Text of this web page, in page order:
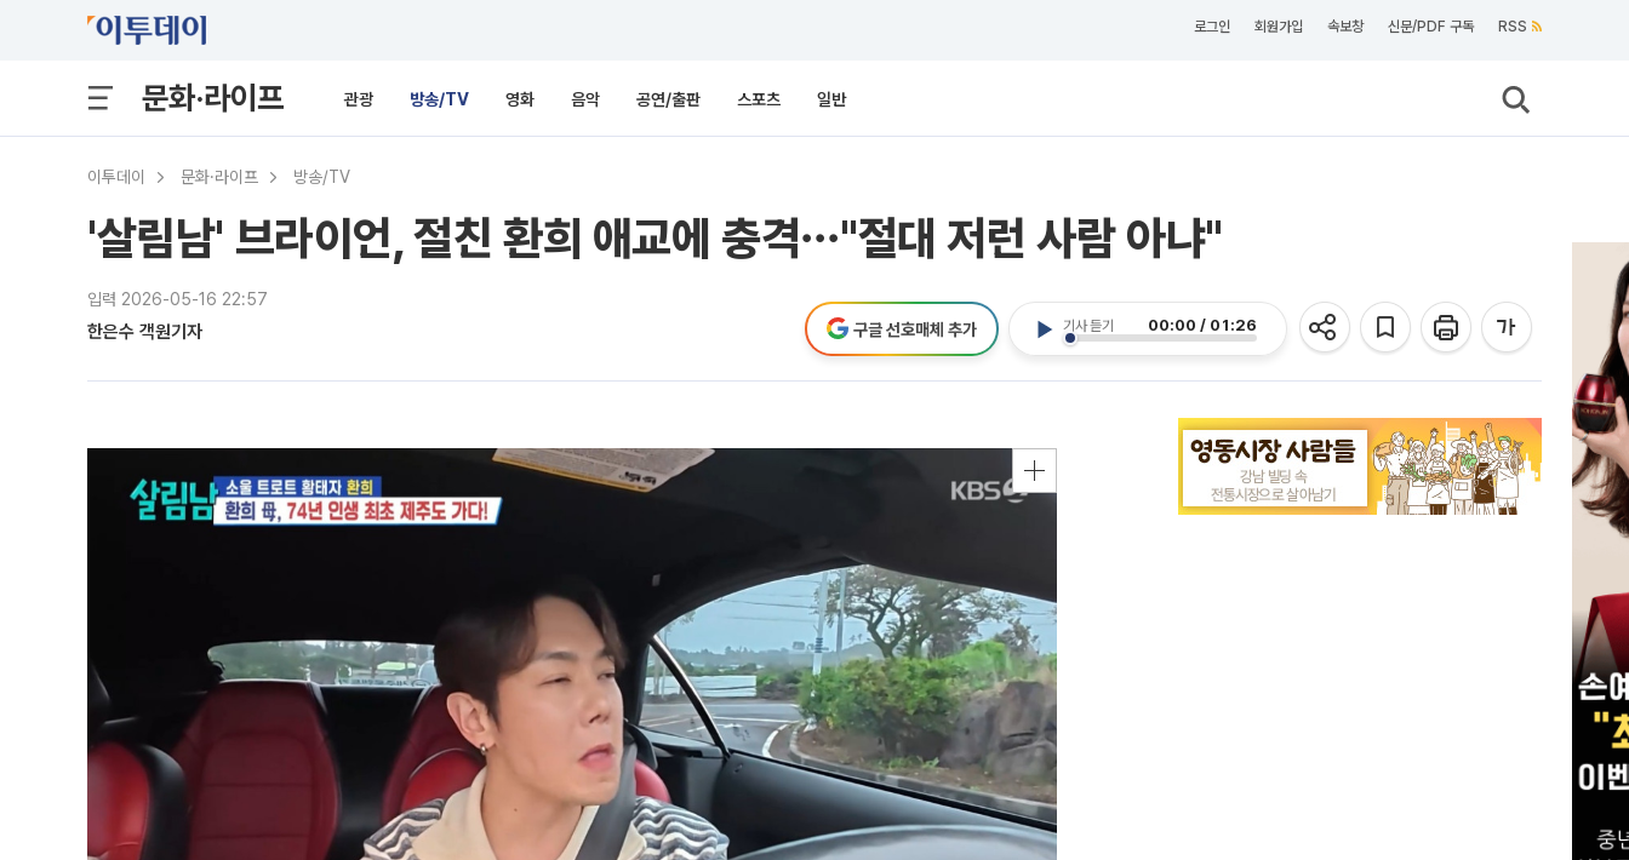
로그인 회원가입 속보창 신문/PDF 구독 RSS
문화·라이프 관광 방송/TV 영화 음악 공연/출판 스포츠 일반
이투데이 문화·라이프 방송/TV
'살림남' 브라이언, 절친 환희 애교에 충격⋯"절대 저런 사람 아냐"
입력 2026-05-16 22:57
한은수 객원기자 기사 듣기 00:00 / 01:26
구글 선호매체 추가